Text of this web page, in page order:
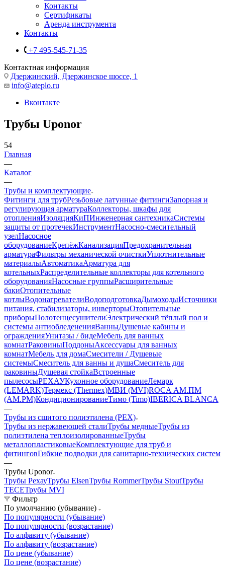
Контакты
Сертификаты
Аренда инструмента
Контакты
+7 495-545-71-35
Контактная информация
Дзержинский, Дзержинское шоссе, 1
info@ateplo.ru
Вконтакте
Трубы Uponor
54
Главная
—
Каталог
—
Трубы и комплектующие
Фитинги для трубРезьбовые латунные фитингиЗапорная и
регулирующая арматураКоллекторы, шкафы для
отопленияИзоляцияКиПИнженерная сантехникаСистемы
защиты от протечекИнструментНасосно-смесительный
узелНасосное
оборудованиеКрепёжКанализацияПредохранительная
арматураФильтры механической очисткиУплотнительные
материалыАвтоматикаАрматура для
котельныхРаспределительные коллекторы для котельного
оборудованияНасосные группыРасширительные
бакиОтопительные
котлыВодонагревателиВодоподготовкаДымоходыИсточники
питания, стабилизаторы, инверторыОтопительные
приборыПолотенцесушителиЭлектрический тёплый пол и
системы антиобледененияВанныДушевые кабины и
огражденияУнитазы / бидеМебель для ванных
комнатРаковиныПоддоныАксессуары для ванных
комнатМебель для домаСмесители / Душевые
системыСмеситель для ванны и душаСмеситель для
раковиныДушевая стойкаВстроенные
пылесосыРЕХАУКухонное оборудованиеЛемарк
(LEMARK)Термекс (Thermex)МВИ (MVI)ROCA АМ.ПМ
(AM.PM)КондиционированиеТимо (Timo)IBERICA BLANCA
—
Трубы из сшитого полиэтилена (PEX)
Трубы из нержавеющей сталиТрубы медныеТрубы из
полиэтилена теплоизолированныеТрубы
металлопластиковыеКомплектующие для труб и
фитинговГибкие подводки для санитарно-технических систем
—
Трубы Uponor
Трубы РехауТрубы ElsenТрубы RommerТрубы StoutТрубы
TECEТрубы MVI
Фильтр
По умолчанию (убывание)
По популярности (убывание)
По популярности (возрастание)
По алфавиту (убывание)
По алфавиту (возрастание)
По цене (убывание)
По цене (возрастание)